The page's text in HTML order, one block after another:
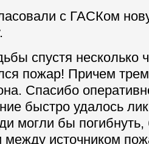
с ГАСКом
спустя несколько
пожар! Причем
Спасибо
быстро удалось
могли бы погибнуть,
между источником